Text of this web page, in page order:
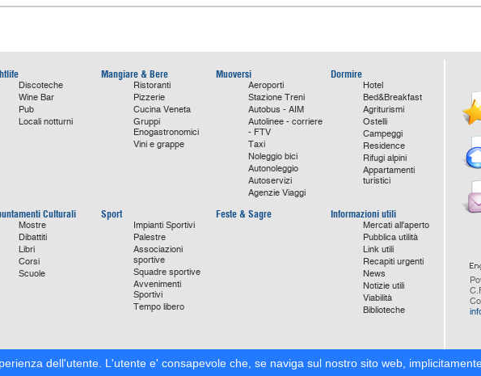
dell'utente. L'utente e' consapevole che, se naviga sul nostro sito web,
Discoteche
Wine Bar
Pub
Locali notturni
Mangiare & Bere
Ristoranti
Pizzerie
Cucina Veneta
Gruppi
Enogastronomici
Vini e grappe
Muoversi
Aeroporti
Stazione Treni
Autobus - AIM
Autolinee - corriere
- FTV
Taxi
Noleggio bici
Autonoleggio
Autoservizi
Agenzie Viaggi
Dormire
Hotel
Bed&Breakfast
Agriturismi
Ostelli
Campeggi
Residence
Rifugi alpini
Appartamenti
turistici
Culturali
Mostre
Dibattiti
Libri
Corsi
Scuole
Sport
Impianti Sportivi
Palestre
Associazioni
sportive
Squadre sportive
Avvenimenti
Sportivi
Tempo libero
Feste & Sagre Informazioni utili
Mercati all'aperto
Pubblica utilità
Link utili
Recapiti urgenti
News
Notizie utili
Viabilità
Biblioteche